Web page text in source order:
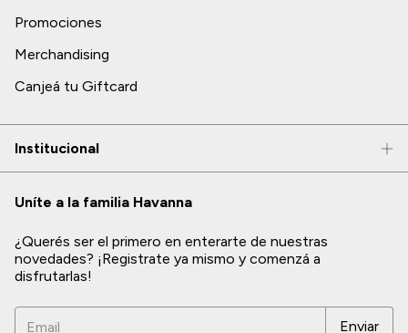
Promociones
Merchandising
Canjeá tu Giftcard
Institucional
Uníte a la familia Havanna
¿Querés ser el primero en enterarte de nuestras
novedades? ¡Registrate ya mismo y comenzá a
disfrutarlas!